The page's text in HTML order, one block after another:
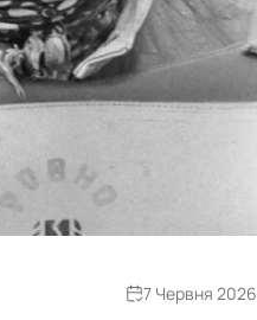
7 Червня 2026